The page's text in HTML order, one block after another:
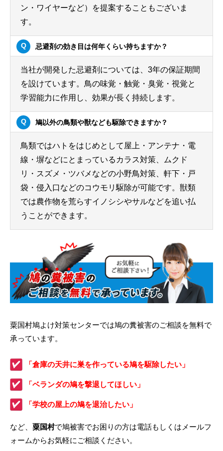
ン・ワイヤーなど）を提案することもございま
す。
忌避剤の効き目は何年くらい持ちますか？
当社が開発した忌避剤については、3年の保証期間
を設けています。鳥の味覚・触覚・臭覚・視覚と
学習能力に作用し、効果が長く持続します。
鳩以外の鳥類や獣なども駆除できますか？
鳥類ではハトをはじめとして屋上・アンテナ・電
線・塀などにとまっているカラス対策、ムクド
リ・スズメ・ツバメなどの小野鳥対策、軒下・戸
袋・侵入口などのコウモリ駆除が可能です。獣類
では農作物を荒らすイノシシやサルなどを追い払
うことができます。
粟国村鳩よけ対策センターでは鳩の糞被害のご相談を無料で
承っています。
「倉庫の天井に巣を作っている鳩を駆除したい」
「ベランダの鳩を撃退してほしい」
「学校の屋上の鳩を退治したい」
など、 粟国村で鳩被害でお困りの方は電話もしくはメールフ
ォームからお気軽にご相談ください。